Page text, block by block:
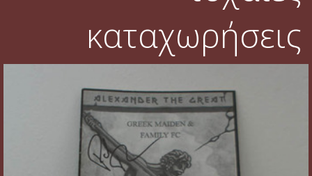
καταχωρήσεις